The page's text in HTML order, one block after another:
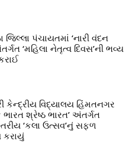
જિલ્લા પંચાયતમાં ‘નારી વંદન
‘મહિલા નેતૃત્વ દિવસ’ની ભવ્ય
કેન્દ્રીય વિદ્યાલય હિંમતનગર
શ્રેષ્ઠ ભારત’ અંતર્ગત
‘કલા ઉત્સવ’નું સફળ